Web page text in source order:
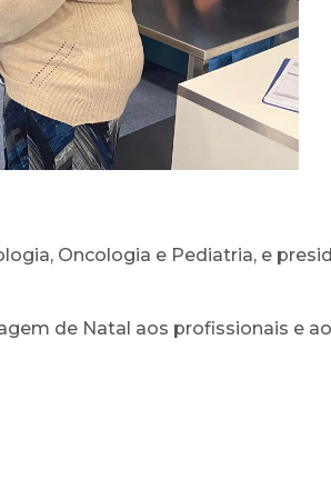
Oncologia e Pediatria, e
de Natal aos profissionais e